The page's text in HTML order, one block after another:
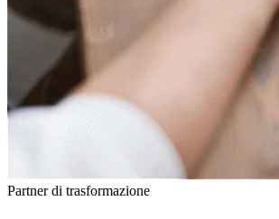
Partner di trasformazione